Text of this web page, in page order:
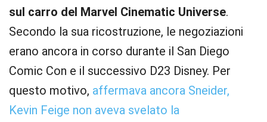
sul carro del Marvel Cinematic Universe.
Secondo la sua ricostruzione, le negoziazioni
erano ancora in corso durante il San Diego
Comic Con e il successivo D23 Disney. Per
questo motivo, affermava ancora Sneider,
Kevin Feige non aveva svelato la